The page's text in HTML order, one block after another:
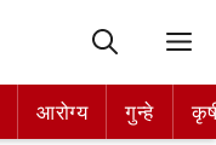
आरोग्य गुन्हे
आरोग्य गुन्हे